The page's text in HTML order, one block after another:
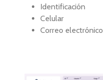
Identificación
Celular
Correo electrónico